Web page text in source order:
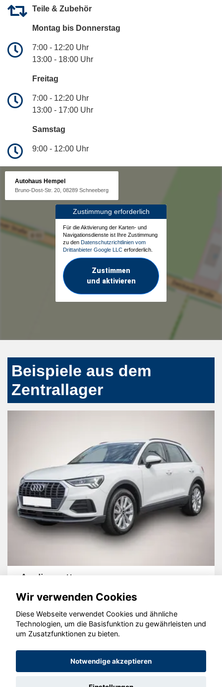
Teile & Zubehör
Montag bis Donnerstag
7:00 - 12:20 Uhr
13:00 - 18:00 Uhr
Freitag
7:00 - 12:20 Uhr
13:00 - 17:00 Uhr
Samstag
9:00 - 12:00 Uhr
Autohaus Hempel
Bruno-Dost-Str. 20, 08289 Schneeberg
Zustimmung erforderlich
Für die Aktivierung der Karten- und
Navigationsdienste ist Ihre Zustimmung
zu den Datenschutzrichtlinien vom
Drittanbieter Google LLC erforderlich.
Zustimmen
und aktivieren
Beispiele aus dem
Zentrallager
Audi quattro
© konjunkturmotor.de GmbH 2020 - 2026
Wir verwenden Cookies
Diese Webseite verwendet Cookies und ähnliche
Technologien, um die Basisfunktion zu gewährleisten und
um Zusatzfunktionen zu bieten.
Notwendige akzeptieren